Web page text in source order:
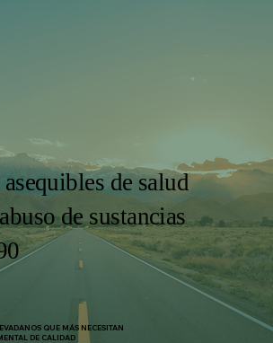
de salud
de sustancias
QUE MÁS NECESITAN
DE CALIDAD